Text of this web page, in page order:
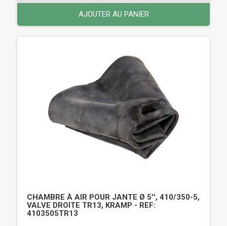
AJOUTER AU PANIER
CHAMBRE À AIR POUR JANTE Ø 5'', 410/350-5,
VALVE DROITE TR13, KRAMP - REF:
4103505TR13